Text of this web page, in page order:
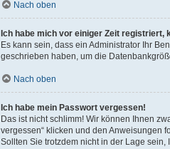
Nach oben
Ich habe mich vor einiger Zeit registriert,
Es kann sein, dass ein Administrator Ihr
geschrieben haben, um die
Nach oben
Ich habe mein Passwort vergessen!
Das ist nicht schlimm! Wir können Ihnen
vergessen“ klicken und den Anweisungen
Sollten Sie trotzdem nicht in der Lage sein,